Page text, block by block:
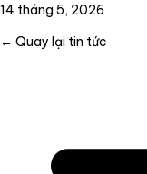
14 tháng 5, 2026
← Quay lại tin tức